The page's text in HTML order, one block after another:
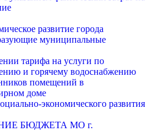
развитие города
муниципальные
тарифа на услуги по
и горячему водоснабжению
помещений в
доме
экономического развития
БЮДЖЕТА МО г.